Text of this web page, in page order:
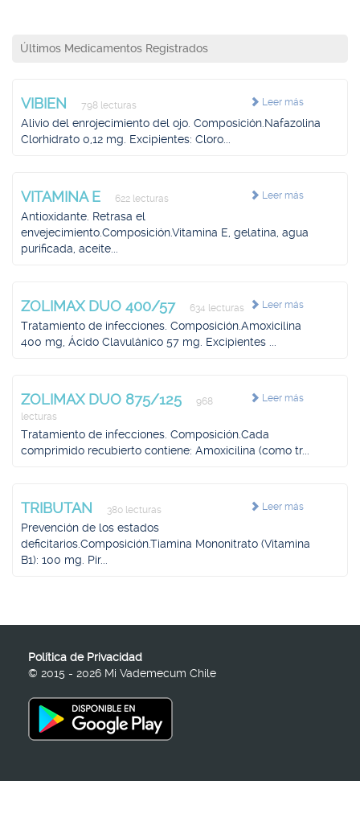
Últimos Medicamentos Registrados
Leer más
VIBIEN 798 lecturas
Alivio del enrojecimiento del ojo. Composición.Nafazolina
Clorhidrato 0,12 mg. Excipientes: Cloro...
Leer más
VITAMINA E 622 lecturas
Antioxidante. Retrasa el
envejecimiento.Composición.Vitamina E, gelatina, agua
purificada, aceite...
Leer más
ZOLIMAX DUO 400/57 634 lecturas
Tratamiento de infecciones. Composición.Amoxicilina
400 mg, Ácido Clavulánico 57 mg. Excipientes ...
Leer más
ZOLIMAX DUO 875/125
968
lecturas
Tratamiento de infecciones. Composición.Cada
comprimido recubierto contiene: Amoxicilina (como tr...
Leer más
TRIBUTAN 380 lecturas
Prevención de los estados
deficitarios.Composición.Tiamina Mononitrato (Vitamina
B1): 100 mg. Pir...
Política de Privacidad
© 2015 - 2026 Mi Vademecum Chile